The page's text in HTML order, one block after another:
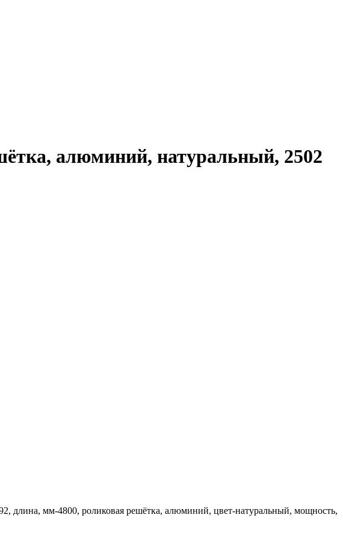
алюминий, натуральный, 2502
длина, мм-4800, роликовая решётка, алюминий, цвет-натуральный, мощность,